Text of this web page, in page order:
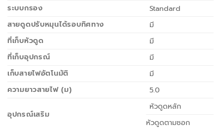
ระบบกรอง
Standard
สายดูดปรับหมุนได้รอบทิศทาง
มี
ที่เก็บหัวดูด
มี
ที่เก็บอุปกรณ์
มี
เก็บสายไฟอัตโนมัติ
มี
ความยาวสายไฟ (ม)
5.0
อุปกรณ์เสริม
หัวดูดหลัก
หัวดูดตามซอก